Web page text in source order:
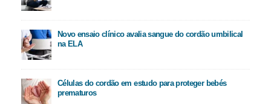
Novo ensaio clínico avalia sangue do cordão umbilical
na ELA
Células do cordão em estudo para proteger bebés
prematuros